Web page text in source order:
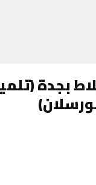
بجدة (تلميع